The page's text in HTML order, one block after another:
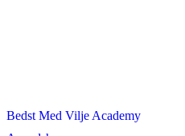
Bedst Med Vilje Academy